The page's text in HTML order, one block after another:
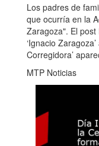
Los padres de
que ocurría en la
Zaragoza". El
‘Ignacio
Corregidora’
MTP Noticias